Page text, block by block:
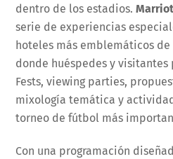
dentro de los estadios.
serie de experiencias
hoteles más emblemáticos de
donde huéspedes y visitantes
Fests, viewing parties,
mixología temática y
torneo de fútbol más
Con una programación